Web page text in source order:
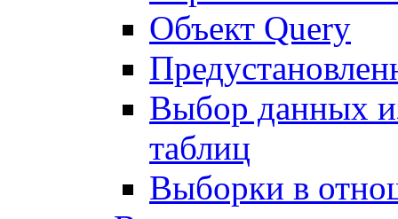
Объект Query
Выбор данных
таблиц
Выборки в